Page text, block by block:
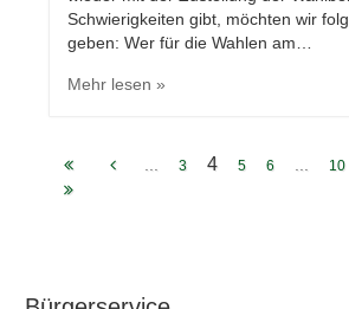
Schwierigkeiten gibt, möchten wir
geben: Wer für die Wahlen am…
Mehr lesen »
... 3 4 5 6 ... 10